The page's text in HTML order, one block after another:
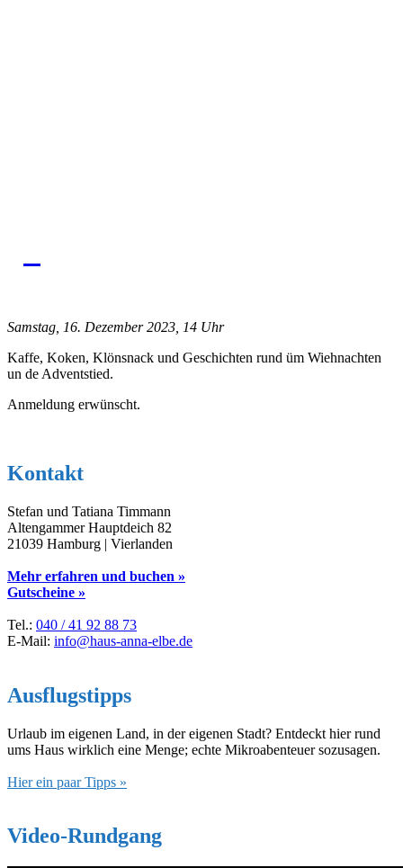
Samstag, 16. Dezember 2023, 14 Uhr
Kaffe, Koken, Klönsnack und Geschichten rund üm Wiehnachten
un de Adventstied.
Anmeldung erwünscht.
Kontakt
Stefan und Tatiana Timmann
Altengammer Hauptdeich 82
21039 Hamburg | Vierlanden
Mehr erfahren und buchen »
Gutscheine »
Tel.: 040 / 41 92 88 73
E-Mail: info@haus-anna-elbe.de
Ausflugstipps
Urlaub im eigenen Land, in der eigenen Stadt? Entdeckt hier rund
ums Haus wirklich eine Menge; echte Mikroabenteuer sozusagen.
Hier ein paar Tipps »
Video-Rundgang